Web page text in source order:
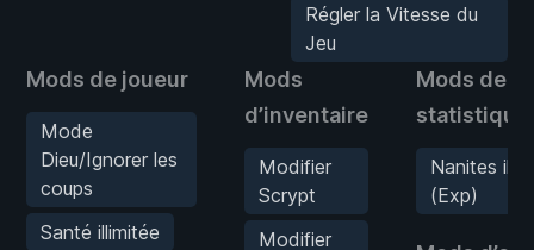
Régler la Vitesse du
Jeu
Mods de joueur
Mode
Dieu/Ignorer les
coups
Santé illimitée
Mods
d’inventaire
Modifier
Scrypt
Modifier
Mods de
Nanites
(Exp)